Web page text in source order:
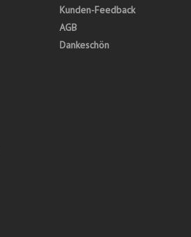
Kunden-Feedback
AGB
Dankeschön